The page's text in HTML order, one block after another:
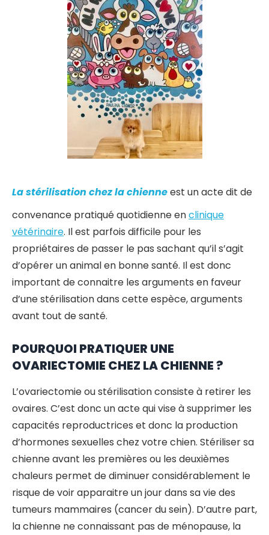
La stérilisation chez la chienneest un acte dit de
convenance pratiqué quotidienne enclinique
vétérinaire. Il est parfois difficile pour les
propriétaires de passer le pas sachant qu’il s’agit
d’opérer un animal en bonne santé. Il est donc
important de connaitre les arguments en faveur
d’une stérilisation dans cette espèce, arguments
avant tout de santé.
POURQUOI PRATIQUER UNE
OVARIECTOMIE CHEZ LA CHIENNE ?
L’ovariectomie ou stérilisation consiste à retirer les
ovaires. C’est donc un acte qui vise à supprimer les
capacités reproductrices et donc la production
d’hormones sexuelles chez votre chien. Stériliser sa
chienne avant les premières ou les deuxièmes
chaleurs permet de diminuer considérablement le
risque de voir apparaitre un jour dans sa vie des
tumeurs mammaires (cancer du sein). D’autre part,
la chienne ne connaissant pas de ménopause, la